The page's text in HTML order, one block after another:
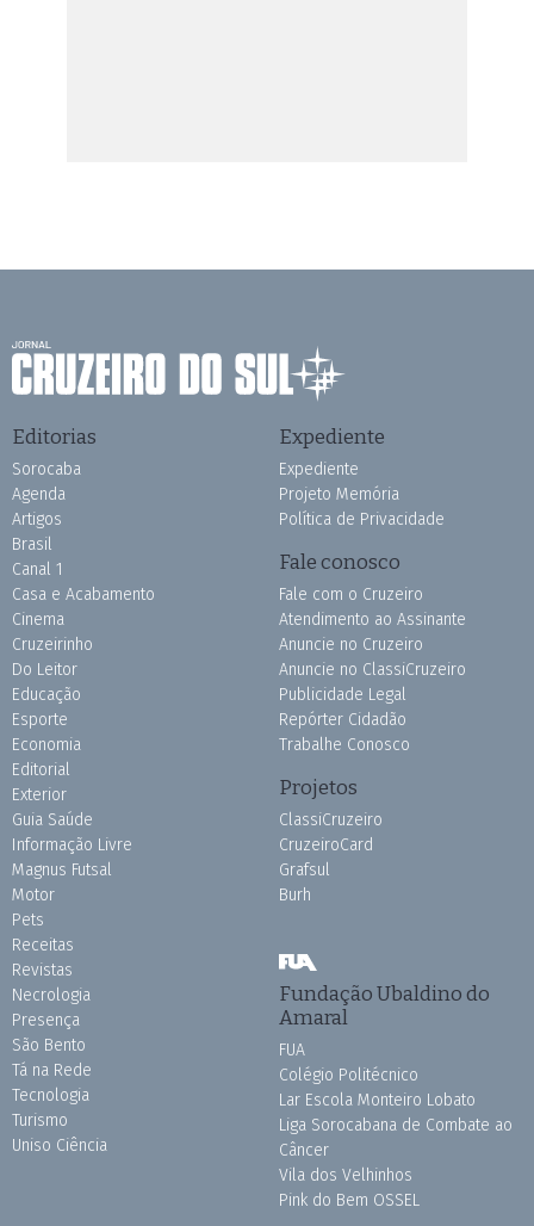
Editorias
Sorocaba
Agenda
Artigos
Brasil
Canal 1
Casa e Acabamento
Cinema
Cruzeirinho
Do Leitor
Educação
Esporte
Economia
Editorial
Exterior
Guia Saúde
Informação Livre
Magnus Futsal
Motor
Pets
Receitas
Revistas
Necrologia
Presença
São Bento
Tá na Rede
Tecnologia
Turismo
Uniso Ciência
Expediente
Expediente
Projeto Memória
Política de Privacidade
Fale conosco
Fale com o Cruzeiro
Atendimento ao Assinante
Anuncie no Cruzeiro
Anuncie no ClassiCruzeiro
Publicidade Legal
Repórter Cidadão
Trabalhe Conosco
Projetos
ClassiCruzeiro
CruzeiroCard
Grafsul
Burh
Fundação Ubaldino do
Amaral
FUA
Colégio Politécnico
Lar Escola Monteiro Lobato
Liga Sorocabana de Combate ao
Câncer
Vila dos Velhinhos
Pink do Bem OSSEL